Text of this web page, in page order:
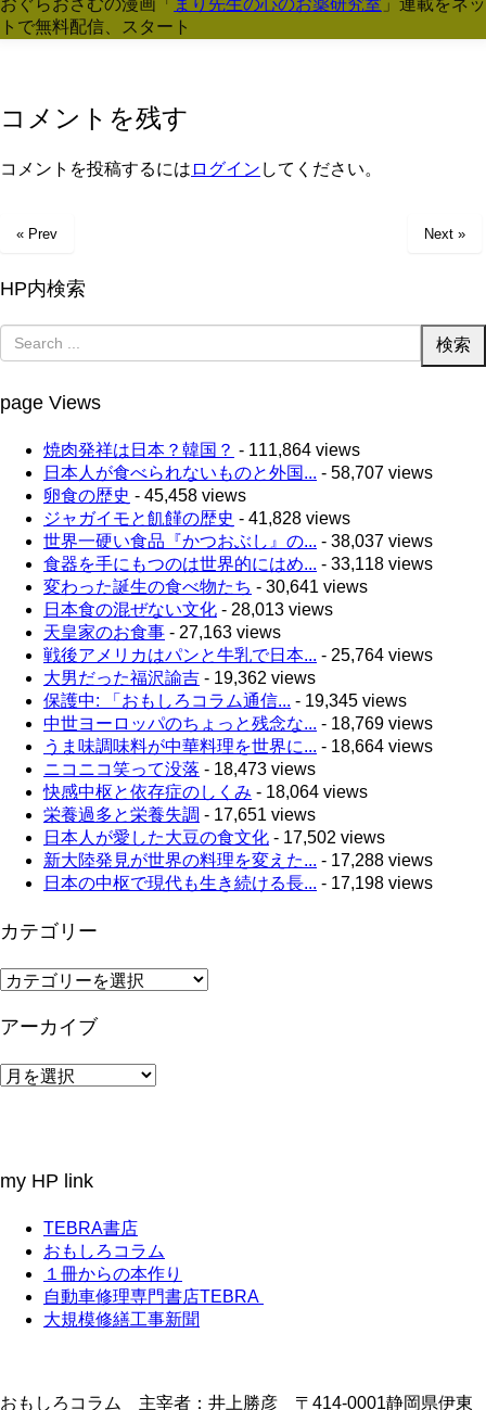
おぐらおさむの漫画「 まり先生の心のお薬研究室 」連載をネッ
トで無料配信、スタート
コメントを残す
コメントを投稿するには ログイン してください。
« Prev Next »
HP内検索
page Views
焼肉発祥は日本？韓国？ - 111,864 views
日本人が食べられないものと外国... - 58,707 views
卵食の歴史 - 45,458 views
ジャガイモと飢饉の歴史 - 41,828 views
世界一硬い食品『かつおぶし』の... - 38,037 views
食器を手にもつのは世界的にはめ... - 33,118 views
変わった誕生の食べ物たち - 30,641 views
日本食の混ぜない文化 - 28,013 views
天皇家のお食事 - 27,163 views
戦後アメリカはパンと牛乳で日本... - 25,764 views
大男だった福沢諭吉 - 19,362 views
保護中: 「おもしろコラム通信... - 19,345 views
中世ヨーロッパのちょっと残念な... - 18,769 views
うま味調味料が中華料理を世界に... - 18,664 views
ニコニコ笑って没落 - 18,473 views
快感中枢と依存症のしくみ - 18,064 views
栄養過多と栄養失調 - 17,651 views
日本人が愛した大豆の食文化 - 17,502 views
新大陸発見が世界の料理を変えた... - 17,288 views
日本の中枢で現代も生き続ける長... - 17,198 views
カテゴリー
カ
ゴ
ー
アーカイブ
ア
my HP link
TEBRA書店
おもしろコラム
１冊からの本作り
自動車修理専門書店TEBRA
大規模修繕工事新聞
おもしろコラム 主宰者：井上勝彦 〒414-0001静岡県伊東